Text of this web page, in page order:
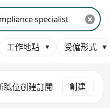
工作地點 受僱形式
職位創建訂閱 創建